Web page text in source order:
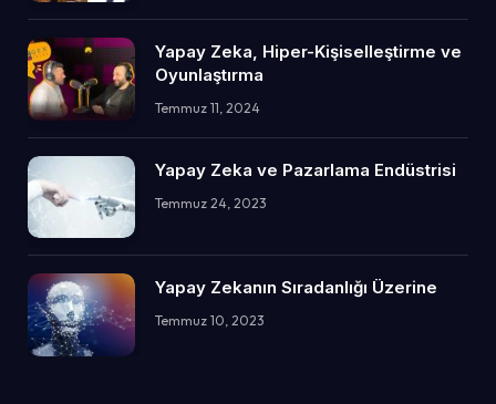
Yapay Zeka, Hiper-Kişiselleştirme ve
Oyunlaştırma
Temmuz 11, 2024
Yapay Zeka ve Pazarlama Endüstrisi
Temmuz 24, 2023
Yapay Zekanın Sıradanlığı Üzerine
Temmuz 10, 2023